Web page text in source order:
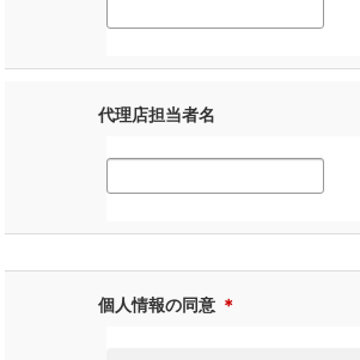
代理店担当者名
個人情報の同意 ＊